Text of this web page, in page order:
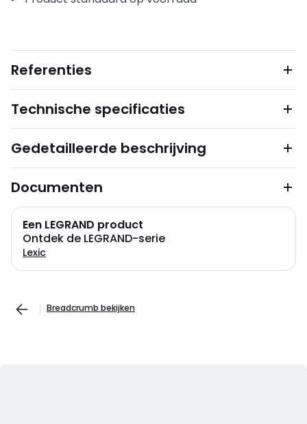
Referenties
Technische specificaties
Gedetailleerde beschrijving
Documenten
Een LEGRAND product
Ontdek de LEGRAND-serie
Lexic
Breadcrumb bekijken